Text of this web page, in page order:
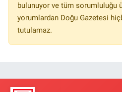
bulunuyor ve tüm sorumluluğu
yorumlardan Doğu Gazetesi
tutulamaz.